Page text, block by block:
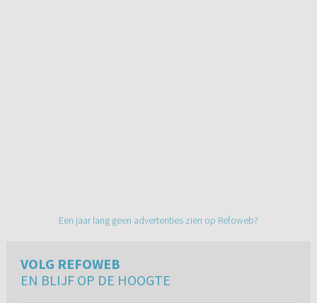
Een jaar lang geen advertenties zien op Refoweb?
VOLG REFOWEB
EN BLIJF OP DE HOOGTE